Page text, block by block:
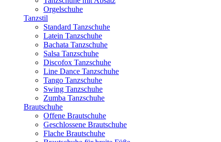
Orgelschuhe
Tanzstil
Standard Tanzschuhe
Latein Tanzschuhe
Bachata Tanzschuhe
Salsa Tanzschuhe
Discofox Tanzschuhe
Line Dance Tanzschuhe
Tango Tanzschuhe
Swing Tanzschuhe
Zumba Tanzschuhe
Brautschuhe
Offene Brautschuhe
Geschlossene Brautschuhe
Flache Brautschuhe